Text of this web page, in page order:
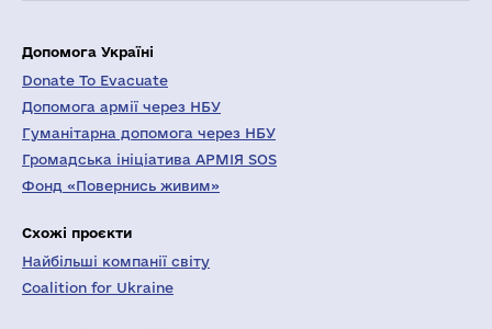
Допомога Україні
Donate To Evacuate
Допомога армії через НБУ
Гуманітарна допомога через НБУ
Громадська ініціатива АРМІЯ SOS
Фонд «Повернись живим»
Схожі проєкти
Найбільші компанії світу
Coalition for Ukraine